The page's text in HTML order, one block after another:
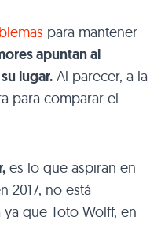
para mantener
apuntan al
lugar. Al parecer, a la
para comparar el
es lo que aspiran en
2017, no está
que Toto Wolff, en